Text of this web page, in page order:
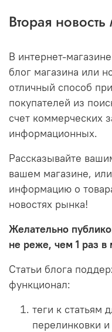
Вторая новость
В интернет-
блог магазина или
отличный способ
покупателей из
счет коммерческих
информационных.
Рассказывайте
вашем магазине,
информацию о
новостях рынка!
Желательно
не реже, чем 1 раз в
Статьи блога
функционал:
теги к статьям
перелинковки и